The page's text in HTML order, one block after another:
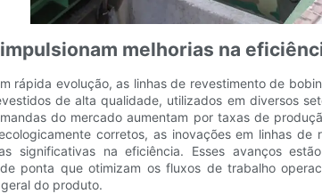
melhorias na
rápida evolução, as linhas de revestimento de
de alta qualidade, utilizados em diversos
do mercado aumentam por taxas de
corretos, as inovações em linhas
significativas na eficiência. Esses avanços
ponta que otimizam os fluxos de trabalho
do produto.